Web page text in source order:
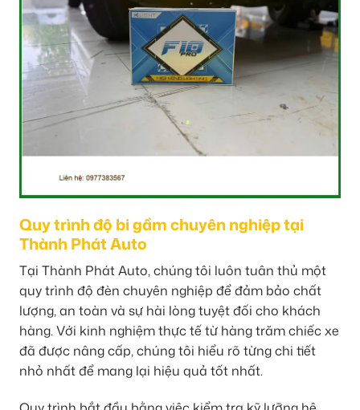
Quy trình độ bi gầm chuyên nghiệp tại
Thành Phát Auto
Tại Thành Phát Auto, chúng tôi luôn tuân thủ một
quy trình độ đèn chuyên nghiệp để đảm bảo chất
lượng, an toàn và sự hài lòng tuyệt đối cho khách
hàng. Với kinh nghiệm thực tế từ hàng trăm chiếc xe
đã được nâng cấp, chúng tôi hiểu rõ từng chi tiết
nhỏ nhất để mang lại hiệu quả tốt nhất.